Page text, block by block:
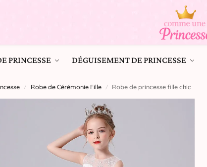
PRINCESSE DÉGUISEMENT DE PRINCESSE
/ Robe de Cérémonie Fille​ / Robe de princesse fille chic